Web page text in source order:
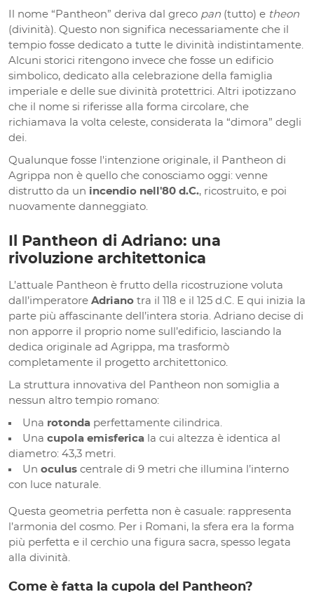
Il nome “Pantheon” deriva dal greco pan (tutto) e theon
(divinità). Questo non significa necessariamente che il
tempio fosse dedicato a tutte le divinità indistintamente.
Alcuni storici ritengono invece che fosse un edificio
simbolico, dedicato alla celebrazione della famiglia
imperiale e delle sue divinità protettrici. Altri ipotizzano
che il nome si riferisse alla forma circolare, che
richiamava la volta celeste, considerata la “dimora” degli
dei.
Qualunque fosse l'intenzione originale, il Pantheon di
Agrippa non è quello che conosciamo oggi: venne
distrutto da un incendio nell'80 d.C., ricostruito, e poi
nuovamente danneggiato.
Il Pantheon di Adriano: una
rivoluzione architettonica
L’attuale Pantheon è frutto della ricostruzione voluta
dall’imperatore Adriano tra il 118 e il 125 d.C. E qui inizia la
parte più affascinante dell’intera storia. Adriano decise di
non apporre il proprio nome sull’edificio, lasciando la
dedica originale ad Agrippa, ma trasformò
completamente il progetto architettonico.
La struttura innovativa del Pantheon non somiglia a
nessun altro tempio romano:
Una rotonda perfettamente cilindrica.
Una cupola emisferica la cui altezza è identica al
diametro: 43,3 metri.
Un oculus centrale di 9 metri che illumina l’interno
con luce naturale.
Questa geometria perfetta non è casuale: rappresenta
l’armonia del cosmo. Per i Romani, la sfera era la forma
più perfetta e il cerchio una figura sacra, spesso legata
alla divinità.
Come è fatta la cupola del Pantheon?